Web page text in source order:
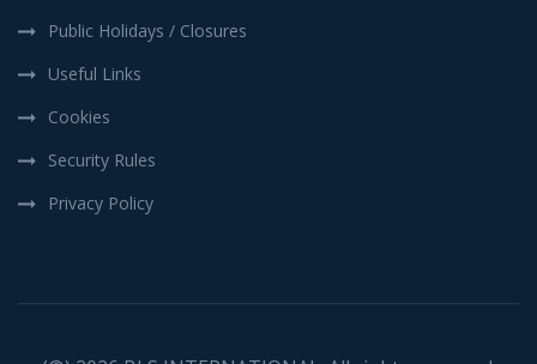
Public Holidays / Closures
Useful Links
Cookies
Security Rules
Privacy Policy